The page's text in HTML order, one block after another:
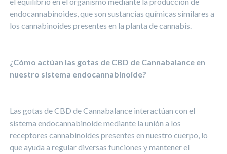
endocannabinoides, que son sustancias químicas similares a
los cannabinoides presentes en la planta de cannabis.
¿Cómo actúan las gotas de CBD de Cannabalance en
nuestro sistema endocannabinoide?
Las gotas de CBD de Cannabalance interactúan con el
sistema endocannabinoide mediante la unión a los
receptores cannabinoides presentes en nuestro cuerpo, lo
que ayuda a regular diversas funciones y mantener el